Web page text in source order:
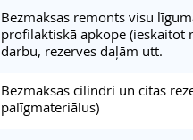
Bezmaksas remonts visu
profilaktiskā apkope (ieskaitot
darbu, rezerves daļām utt.
Bezmaksas cilindri un citas
palīgmateriālus)